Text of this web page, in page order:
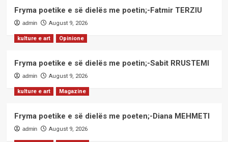
Fryma poetike e së dielës me poetin;-Fatmir TERZIU
admin August 9, 2026
kulture e art Opinione
Fryma poetike e së dielës me poetin;-Sabit RRUSTEMI
admin August 9, 2026
kulture e art Magazine
Fryma poetike e së dielës me poeten;-Diana MEHMETI
admin August 9, 2026